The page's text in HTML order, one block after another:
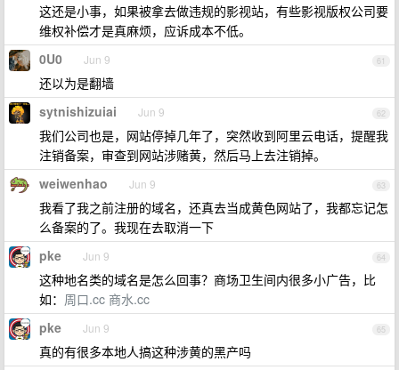
这还是小事，如果被拿去做违规的影视站，有些影视版权公司要
维权补偿才是真麻烦，应诉成本不低。
61
0U0 Jun 9
还以为是翻墙
62
sytnishizuiai Jun 9
我们公司也是，网站停掉几年了，突然收到阿里云电话，提醒我
注销备案，审查到网站涉赌黄，然后马上去注销掉。
63
weiwenhao Jun 9
我看了我之前注册的域名，还真去当成黄色网站了，我都忘记怎
么备案的了。我现在去取消一下
64
pke Jun 9
这种地名类的域名是怎么回事？商场卫生间内很多小广告，比
如： 周口.cc 商水.cc
65
pke Jun 9
真的有很多本地人搞这种涉黄的黑产吗